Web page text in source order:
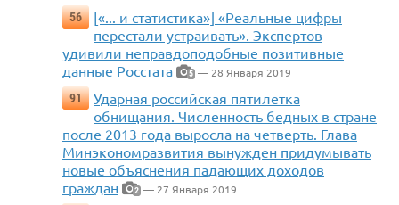
56
[«... и статистика»] «Реальные цифры
перестали устраивать». Экспертов
удивили неправдоподобные позитивные
данные Росстата
5 — 28 Января 2019
91
Ударная российская пятилетка
обнищания. Численность бедных в стране
после 2013 года выросла на четверть. Глава
Минэкономразвития вынужден придумывать
новые объяснения падающих доходов
граждан
2 — 27 Января 2019